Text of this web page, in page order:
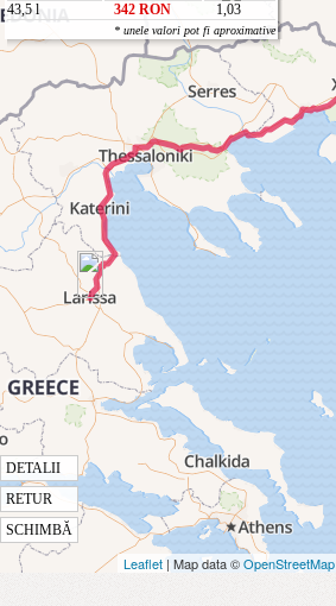
DETALII
RETUR
SCHIMBĂ
43,5 l
342 RON 1,03
* unele valori pot fi aproximative